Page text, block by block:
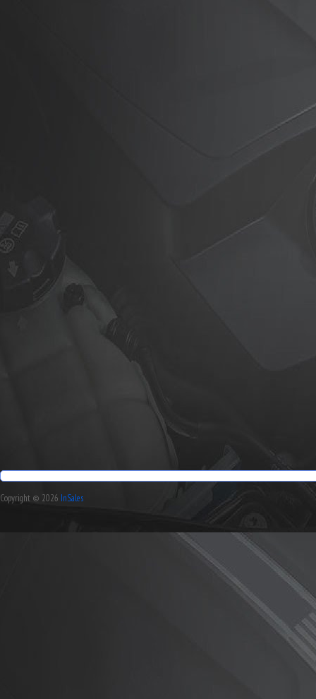
Copyright © 2026 InSales